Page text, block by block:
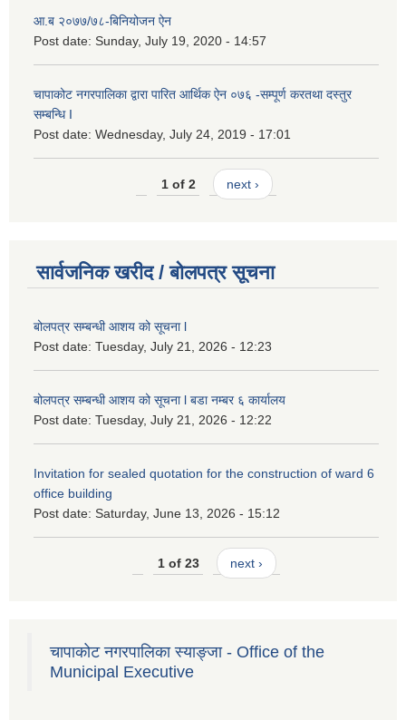
आ.ब २०७७/७८-बिनियोजन ऐन
Post date: Sunday, July 19, 2020 - 14:57
चापाकोट नगरपालिका द्वारा पारित आर्थिक ऐन ०७६ -सम्पूर्ण करतथा दस्तुर
सम्बन्धि I
Post date: Wednesday, July 24, 2019 - 17:01
1 of 2 next ›
सार्वजनिक खरीद / बोलपत्र सूचना
बोलपत्र सम्बन्धी आशय को सूचना l
Post date: Tuesday, July 21, 2026 - 12:23
बोलपत्र सम्बन्धी आशय को सूचना l बडा नम्बर ६ कार्यालय
Post date: Tuesday, July 21, 2026 - 12:22
Invitation for sealed quotation for the construction of ward 6
office building
Post date: Saturday, June 13, 2026 - 15:12
1 of 23 next ›
चापाकोट नगरपालिका स्याङ्जा - Office of the
Municipal Executive